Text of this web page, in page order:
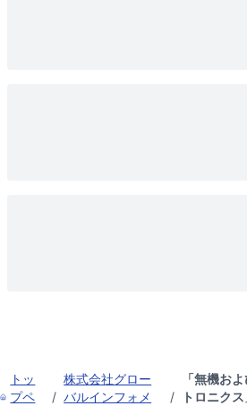
トッ
プペ
/
株式会社グロー
バルインフォメ
/
「無機お
トロニク